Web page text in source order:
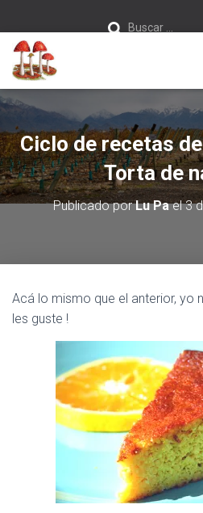
Buscar …
Ciclo de recetas
Torta de
Publicado porLu Pael3
Acá lo mismo que el anterior, yo
les guste !